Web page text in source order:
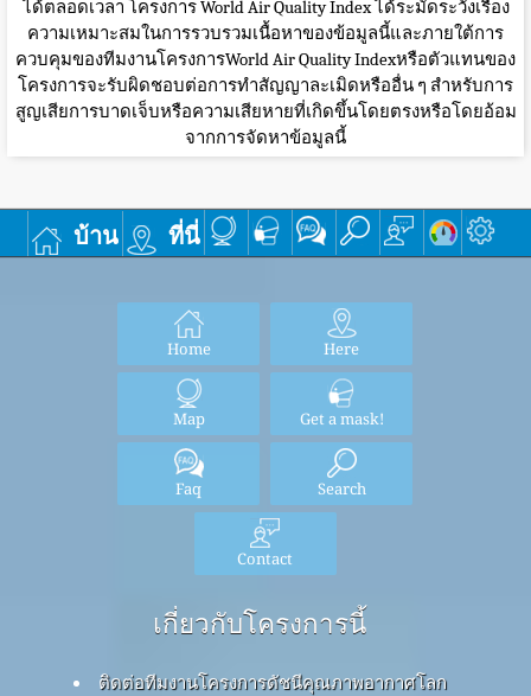
ได้ตลอดเวลา โครงการ World Air Quality Index ได้ระมัดระวังเรื่อง
ความเหมาะสมในการรวบรวมเนื้อหาของข้อมูลนี้และภายใต้การ
ควบคุมของทีมงานโครงการWorld Air Quality Indexหรือตัวแทนของ
โครงการจะรับผิดชอบต่อการทำสัญญาละเมิดหรืออื่น ๆ สำหรับการ
สูญเสียการบาดเจ็บหรือความเสียหายที่เกิดขึ้นโดยตรงหรือโดยอ้อม
จากการจัดหาข้อมูลนี้
บ้าน ที่นี่
Home Here
Map Get a mask!
Faq Search
Contact
เกี่ยวกับโครงการนี้
ติดต่อทีมงานโครงการดัชนีคุณภาพอากาศโลก